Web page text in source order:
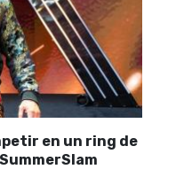
en un ring de